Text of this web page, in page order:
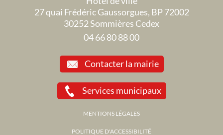
27 quai Frédéric Gaussorgues, BP 72002
30252 Sommières Cedex
04 66 80 88 00
Contacter la mairie
Services municipaux
MENTIONS LÉGALES
POLITIQUE D'ACCESSIBILITÉ